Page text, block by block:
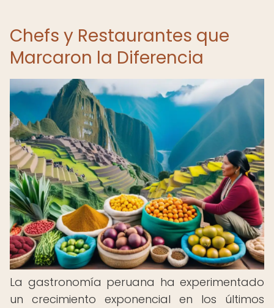
Chefs y Restaurantes que
Marcaron la Diferencia
La gastronomía peruana ha experimentado
un crecimiento exponencial en los últimos